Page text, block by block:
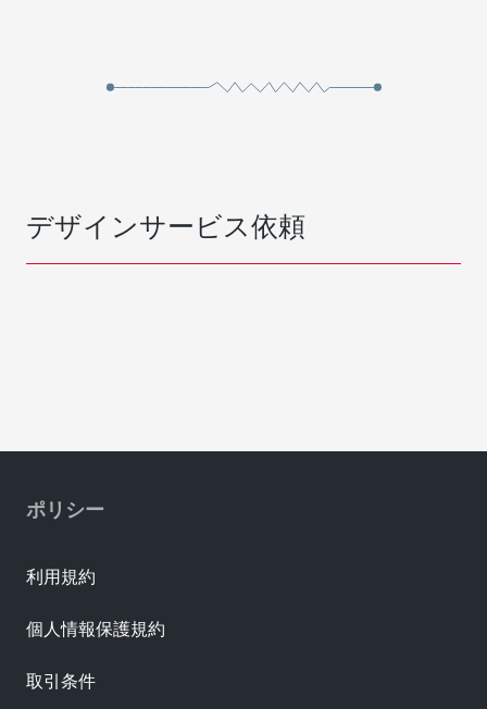
デザインサービス依頼
ポリシー
利用規約
個人情報保護規約
取引条件